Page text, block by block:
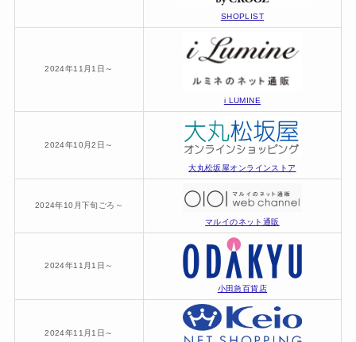
SHOPLIST
2024年11月1日～
i LUMINE
2024年10月2日～
大丸松坂屋オンラインストア
2024年10月下旬ごろ～
マルイのネット通販
2024年11月1日～
小田急百貨店
2024年11月1日～